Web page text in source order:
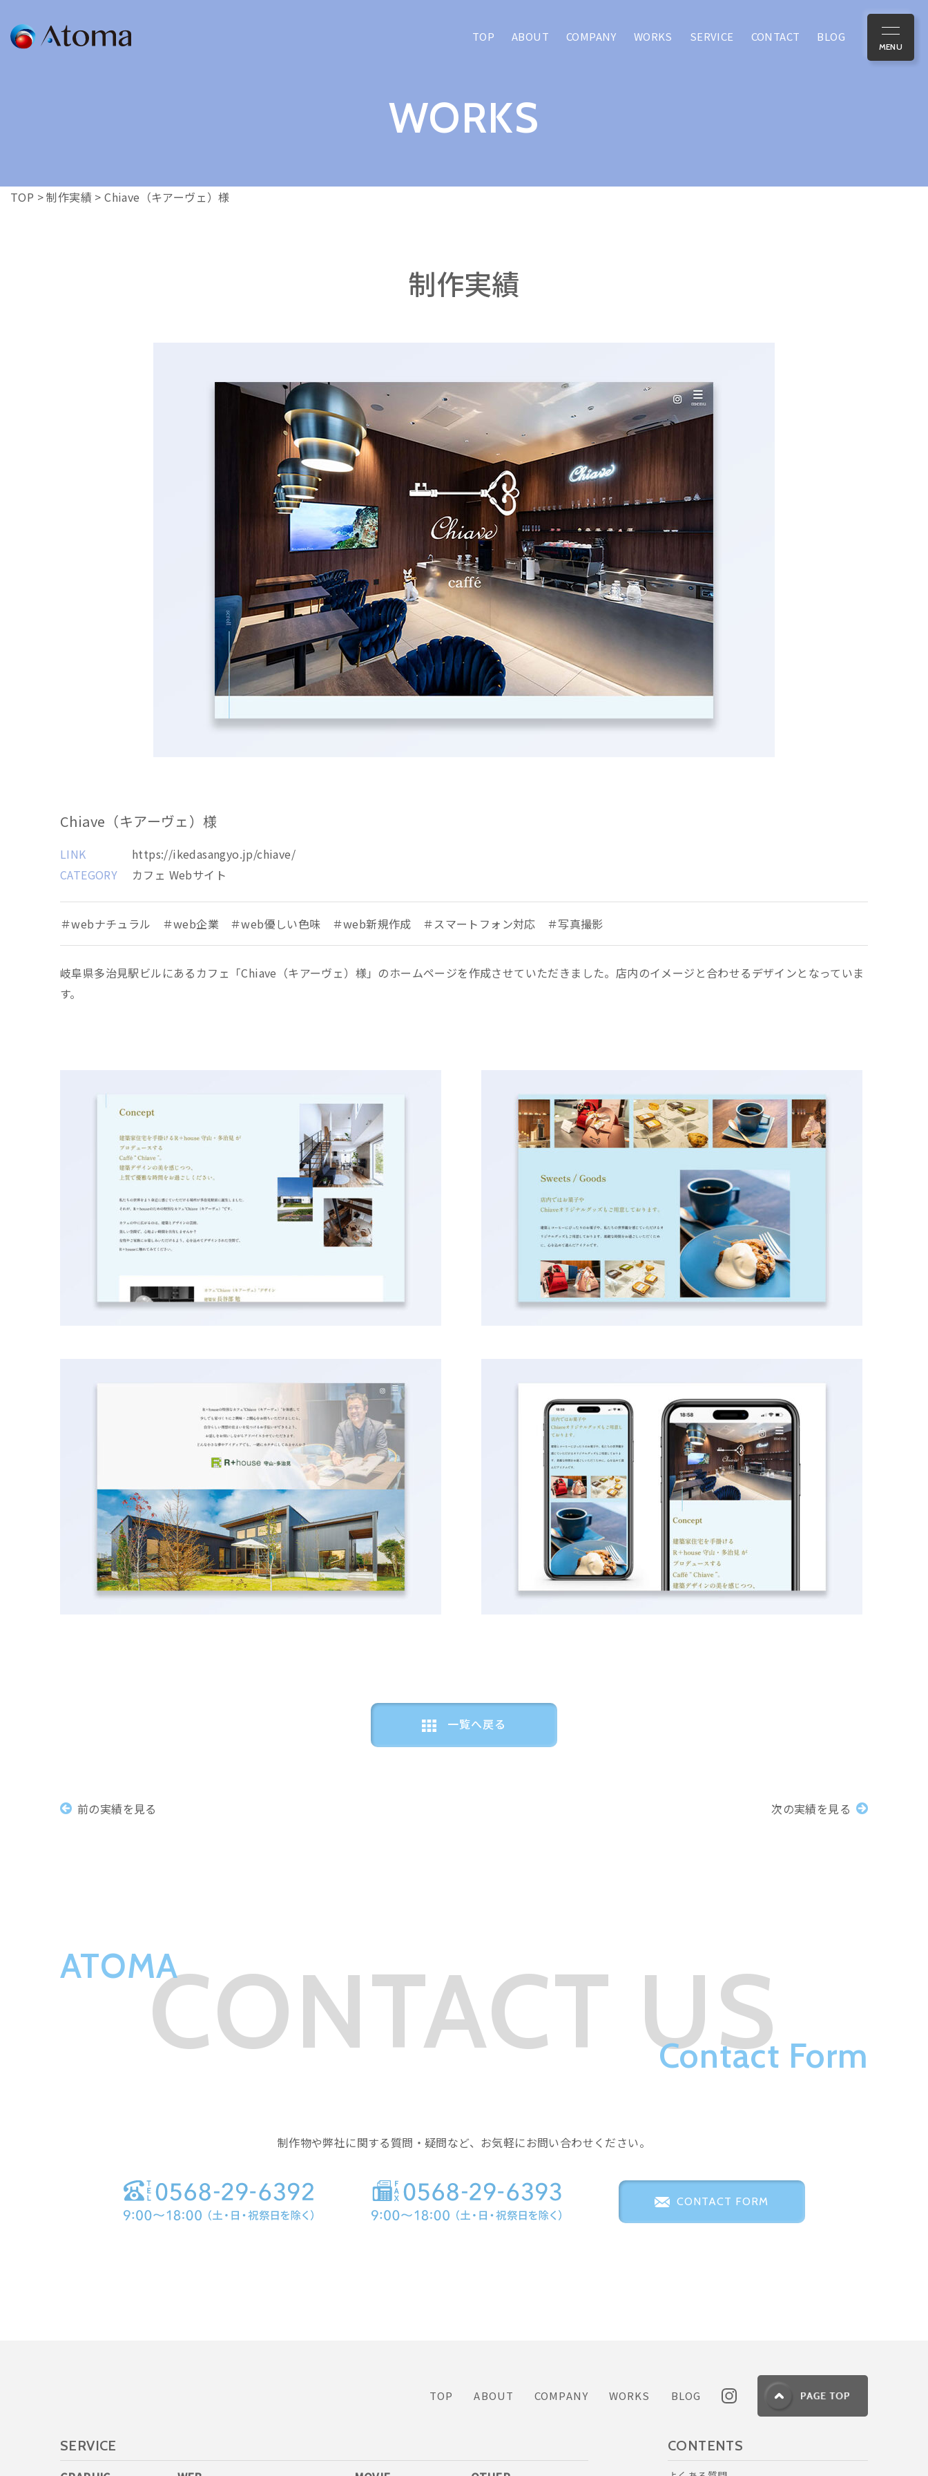
TOP ABOUT COMPANY WORKS SERVICE
WEB
/ホームページ作成
ホームページを作成したい
OTHER
CONTACT BLOG
WORKS
TOP >制作実績 >Chiave（キアーヴェ）様
制作実績
Chiave（キアーヴェ）様
LINK
https://ikedasangyo.jp/chiave/
CATEGORY
カフェ Webサイト
webナチュラル web企業 web優しい色味 web新規作成 スマートフォン対応 写真撮影
岐阜県多治見駅ビルにあるカフェ「Chiave（キアーヴェ）様」のホームページを作成させていただきました。店内のイメージと合わせるデザインとなっていま
す。
一覧へ戻る
前の実績を見る 次の実績を見る
CONTACT US
ATOMA
Contact Form
制作物や弊社に関する質問・疑問など、お気軽にお問い合わせください。
CONTACT FORM
TOP ABOUT COMPANY WORKS BLOG
SERVICE
CONTENTS